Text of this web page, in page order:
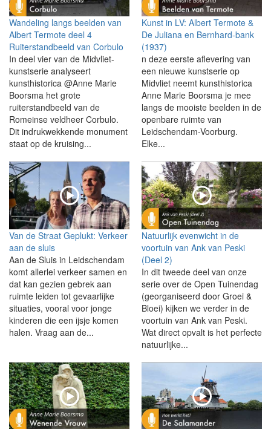
Wandeling langs beelden van
Albert Termote deel 4
Ruiterstandbeeld van Corbulo
In deel vier van de Midvliet-
kunstserie analyseert
kunsthistorica @Anne Marie
Boorsma het grote
ruiterstandbeeld van de
Romeinse veldheer Corbulo.
Dit indrukwekkende monument
staat op de kruising...
Kunst in LV: Albert Termote &
De Juliana en Bernhard-bank
(1937)
n deze eerste aflevering van
een nieuwe kunstserie op
Midvliet neemt kunsthistorica
Anne Marie Boorsma je mee
langs de mooiste beelden in de
openbare ruimte van
Leidschendam-Voorburg.
Elke...
Van de Straat Geplukt: Verkeer
aan de sluis
Aan de Sluis in Leidschendam
komt allerlei verkeer samen en
dat kan gezien gebrek aan
ruimte leiden tot gevaarlijke
situaties, vooral voor jonge
kinderen die een ijsje komen
halen. Vraag aan de...
Natuurlijk evenwicht in de
voortuin van Ank van Peski
(Deel 2)
In dit tweede deel van onze
serie over de Open Tuinendag
(georganiseerd door Groei &
Bloei) kijken we verder in de
voortuin van Ank van Peski.
Wat direct opvalt is het perfecte
natuurlijke...